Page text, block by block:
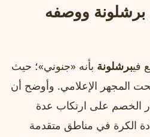
ووصفه
فيبرشلونة بأنه «جنوني»؛ حيث
المجهر الإعلامي. وأوضح أن
الخصم على ارتكاب عدة
الكرة في مناطق متقدمة